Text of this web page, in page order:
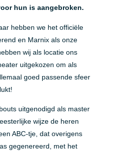
hun is aangebroken.
hebben we het officiële
en Marnix als onze
wij als locatie ons
uitgekozen om als
goed passende sfeer
uitgenodigd als master
wijze de heren
ABC-tje, dat overigens
gegenereerd, met het